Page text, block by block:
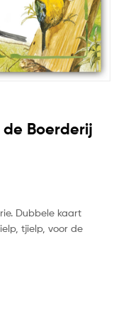
Boerderij
Dubbele kaart
tjielp, voor de